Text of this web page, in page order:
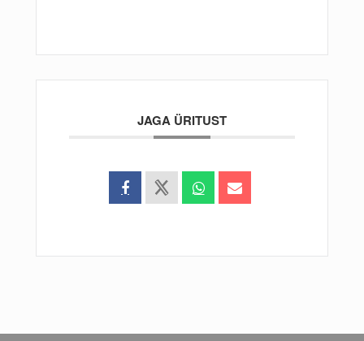
JAGA ÜRITUST